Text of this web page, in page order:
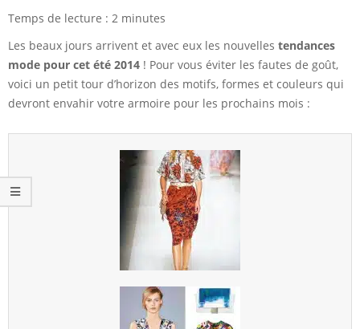
Temps de lecture : 2 minutes
Les beaux jours arrivent et avec eux les nouvelles tendances
mode pour cet été 2014 ! Pour vous éviter les fautes de goût,
voici un petit tour d’horizon des motifs, formes et couleurs qui
devront envahir votre armoire pour les prochains mois :